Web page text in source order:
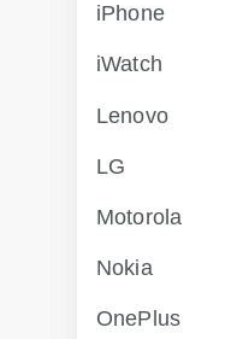
iPhone
iWatch
Lenovo
LG
Motorola
Nokia
OnePlus